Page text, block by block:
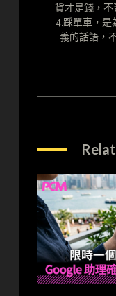
貨才是錢，不
4.踩單車，是
義的話語，